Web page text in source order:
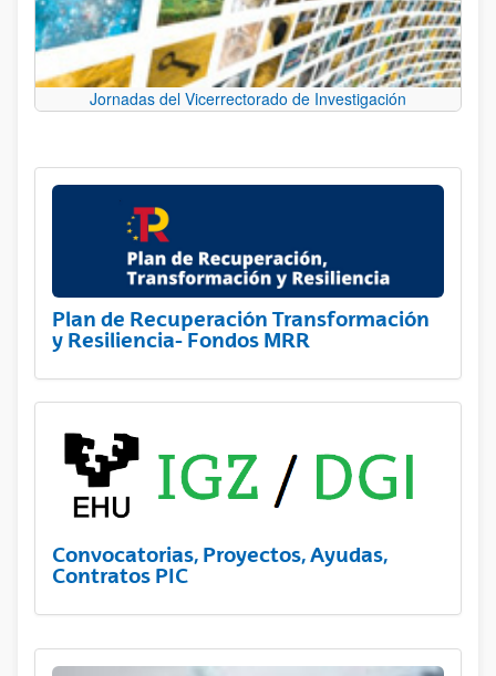
Jornadas del Vicerrectorado de Investigación
Plan de Recuperación Transformación
y Resiliencia- Fondos MRR
Convocatorias, Proyectos, Ayudas,
Contratos PIC